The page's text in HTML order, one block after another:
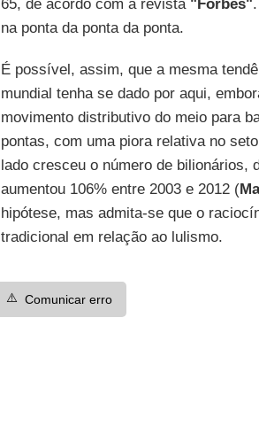
65, de acordo com a revista "Forbes"
na ponta da ponta da ponta.
É possível, assim, que a mesma
mundial tenha se dado por aqui,
movimento distributivo do meio para
pontas, com uma piora relativa no
lado cresceu o número de bilionários,
aumentou 106% entre 2003 e 2012 (
hipótese, mas admita-se que o
tradicional em relação ao lulismo.
⚠️ Comunicar erro